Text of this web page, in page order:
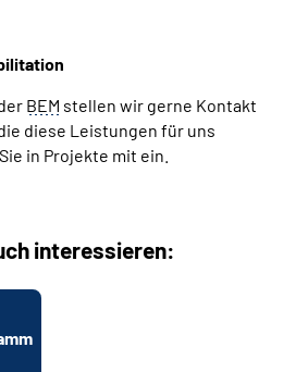
BEM stellen wir gerne Kontakt
diese Leistungen für uns
in Projekte mit ein.
interessieren: